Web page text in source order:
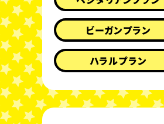
ビーガンプラン
ハラルプラン